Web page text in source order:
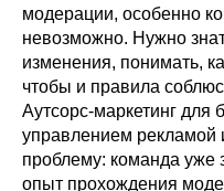
модерации, особенно
невозможно. Нужно
изменения, понимать,
чтобы и правила
Аутсорс-маркетинг для
управлением рекламой
проблему: команда уже
опыт прохождения